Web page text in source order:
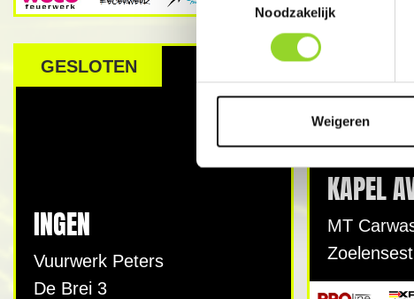
Noodzakelijk
Weigeren
GESLOTEN
INGEN
Vuurwerk Peters
De Brei 3
KAPEL
MT